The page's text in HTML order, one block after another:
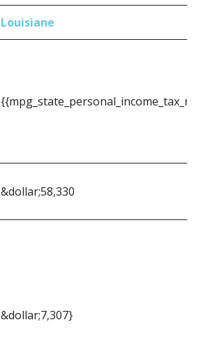
Louisiane
&dollar;58,330
&dollar;7,307}